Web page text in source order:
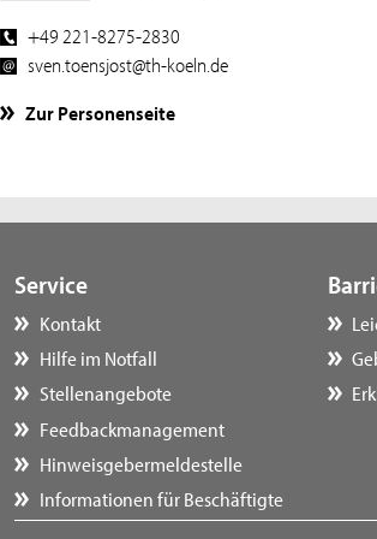
+49 221-8275-2830
sven.toensjost@th-koeln.de
Zur Personenseite
Service
Kontakt
Hilfe im Notfall
Stellenangebote
Feedbackmanagement
Hinweisgebermeldestelle
Informationen für Beschäftigte